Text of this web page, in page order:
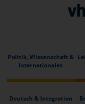
Politik, Wissenschaft &
Internationales
Deutsch & Integration